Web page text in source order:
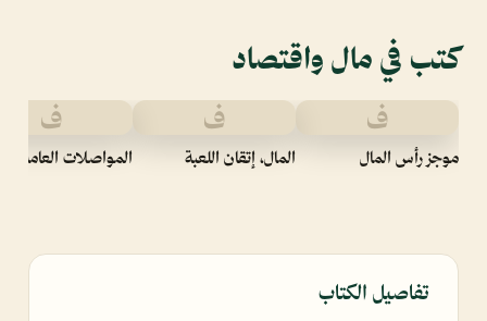
كتب في مال واقتصاد
ف
موجز رأس المال
ف
المال، إتقان اللعبة
ف
المواصلات العامة
تفاصيل الكتاب